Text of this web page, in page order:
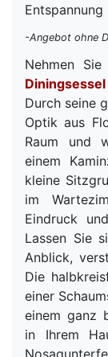
Entspannung
-Angebot ohne
Nehmen
Diningsessel
Durch seine
Optik aus
Raum und
einem
kleine
im
Eindruck
Lassen Sie
Anblick,
Die
einer
einem ganz
in Ihrem